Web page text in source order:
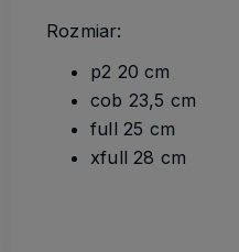
Rozmiar:
p2 20 cm
cob 23,5 cm
full 25 cm
xfull 28 cm